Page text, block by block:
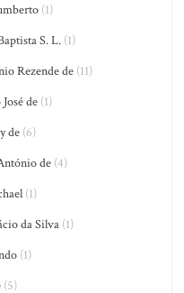
(1)
S. L.(1)
Rezende de (11)
de (1)
de (6)
de (4)
(1)
da Silva(1)
(1)
(5)